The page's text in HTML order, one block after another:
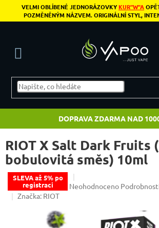
Přejít na obsah
VELMI OBLÍBENÉ JEDNORÁZOVKYKUR"W"A
POZMĚNĚNÝM NÁZVEM. ORIGINÁLNÍ STYL,
DOPRAVA ZDARMA NAD
RIOT X Salt Dark Fruits
bobulovitá směs) 10ml
SLEVA až 5% po
registraci
Průměrné hodnocení
Neohodnoceno
Značka: RIOT